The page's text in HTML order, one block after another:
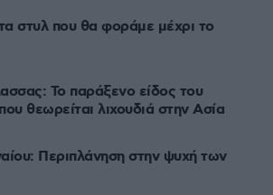
στυλ που θα φοράμε μέχρι το
Το παράξενο είδος του
θεωρείται λιχουδιά στην Ασία
Περιπλάνηση στην ψυχή των